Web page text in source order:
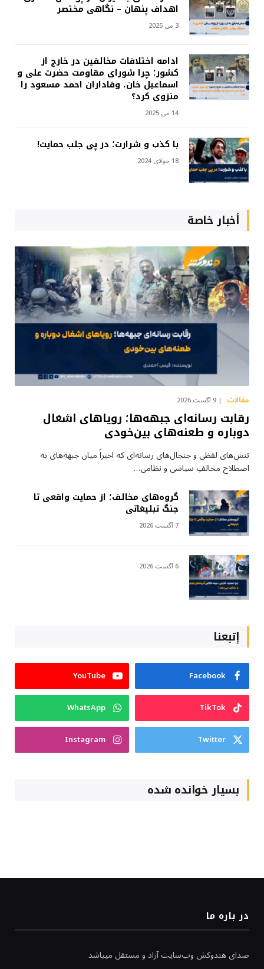
اهداف پنهان – نگاهی مختصر
3 می 2025
ادامه اختلافات مخالفین در خارج از
کشور؛ چرا شورای مقاومت حضرت علی و
اسماعیل خان، وفاداران احمد مسعود را
منزوی کرد؟
14 می 2025
با کذب و شرارت؛ در پی جلب حمایت!
18 جولای 2024
أخبار خاصة
مقالات 9 آگست 2026
رقابت رسانه‌ای جبهه‌ها؛ رویاهای اشغال
دوباره و طعنه‌های بین‌خودی
تنش‌های لفظی و جنجال‌های رسانه‌ای که اخیراً میان جبهه‌های به
اصطلاح مخالفِ سیاسی و نظامی…
گروه‌های مخالف؛ از حمایت واقعی تا
جنگ تبلیغاتی
7 آگست 2026
6 آگست 2026
إتبعنا
Facebook
YouTube
TikTok
WhatsApp
Twitter
Instagram
بسیار خوانده شده
در باره ما
صدای هندوکش وب‌سایت آزاد و مستقل میباشد